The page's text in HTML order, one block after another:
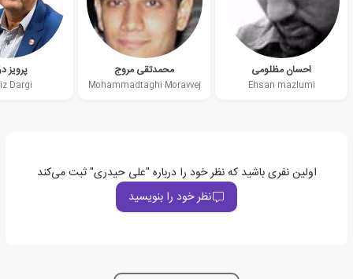
احسان مظلومی
Ehsan mazlumi
محمدتقی مروج
Mohammadtaghi Moravvej
پرویز
Dargi
اولین نفری باشید که نظر خود را درباره "علی حیدری" ثبت می‌کند
نظر خود را بنویسید